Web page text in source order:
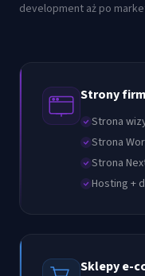
development aż po
Strony
Strona
Strona
Strona
Hosting +
Sklepy e-